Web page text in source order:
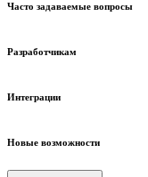
Часто задаваемые вопросы
Разработчикам
Интеграции
Новые возможности